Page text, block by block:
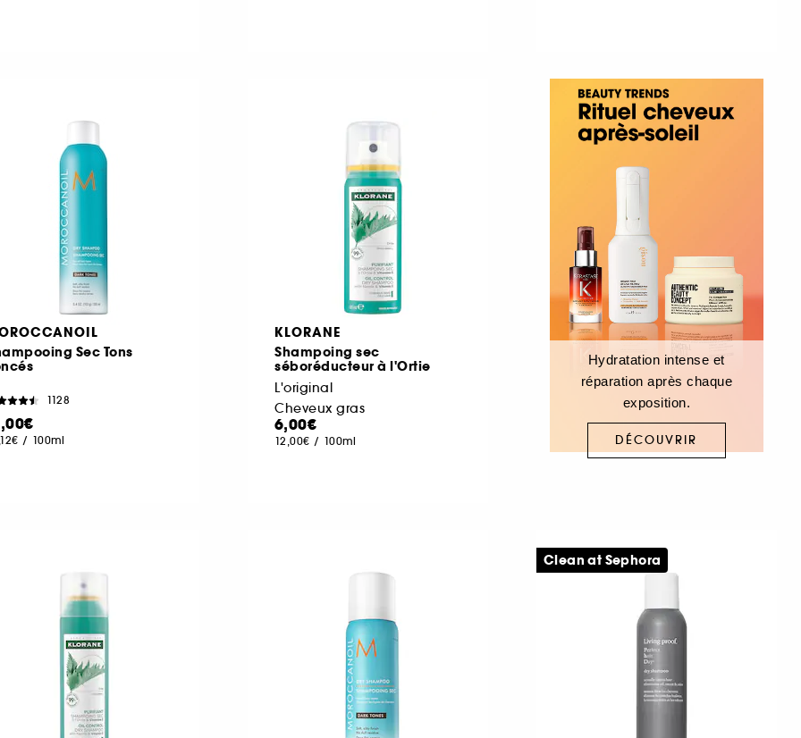
Sec Tons
1128
/ 100ml
KLORANE
Shampoing sec
séboréducteur à l'Ortie
L'original
Cheveux gras
6,00€
12,00€ / 100ml
Hydratation intense et
réparation après chaque
exposition.
DÉCOUVRIR
Clean at Sephora